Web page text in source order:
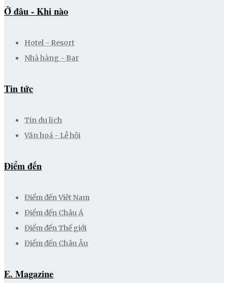
Ở đâu - Khi nào
Hotel - Resort
Nhà hàng - Bar
Tin tức
Tin du lịch
Văn hoá - Lễ hội
Điểm đến
Điểm đến Việt Nam
Điểm đến Châu Á
Điểm đến Thế giới
Điểm đến Châu Âu
E. Magazine